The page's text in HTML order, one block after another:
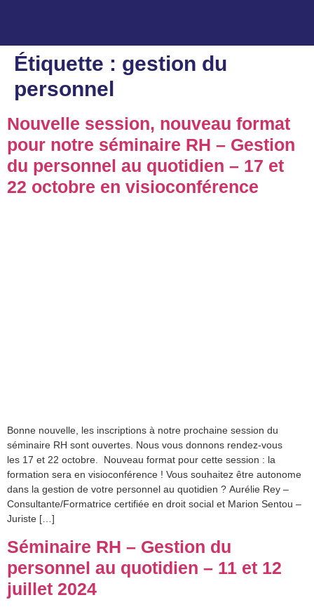
×
A PROPOS
FORMATIONS
Étiquette : gestion du
personnel
Nouvelle session, nouveau format
pour notre séminaire RH – Gestion
du personnel au quotidien – 17 et
22 octobre en visioconférence
Bonne nouvelle, les inscriptions à notre prochaine session du
séminaire RH sont ouvertes. Nous vous donnons rendez-vous
les 17 et 22 octobre. Nouveau format pour cette session : la
formation sera en visioconférence ! Vous souhaitez être autonome
dans la gestion de votre personnel au quotidien ? Aurélie Rey –
Consultante/Formatrice certifiée en droit social et Marion Sentou –
Juriste […]
Séminaire RH – Gestion du
personnel au quotidien – 11 et 12
juillet 2024